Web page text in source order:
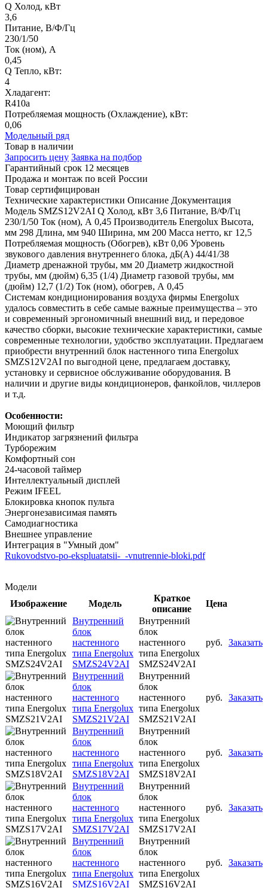
Q Холод, кВт
3,6
Питание, В/Ф/Гц
230/1/50
Ток (ном), А
0,45
Q Тепло, кВт:
4
Хладагент:
R410a
Потребляемая мощность (Охлаждение), кВт:
0,06
Модельный ряд
Товар в наличии
Запросить цену Заявка на подбор
Гарантийный срок 12 месяцев
Продажа и монтаж по всей России
Товар сертифицирован
Технические характеристики Описание Документация
Модель SMZS12V2AI Q Холод, кВт 3,6 Питание, В/Ф/Гц
230/1/50 Ток (ном), А 0,45 Производитель Energolux Высота,
мм 298 Длина, мм 940 Ширина, мм 200 Масса нетто, кг 12,5
Потребляемая мощность (Обогрев), кВт 0,06 Уровень
звукового давления внутреннего блока, дБ(А) 44/41/38
Диаметр дренажной трубы, мм 20 Диаметр жидкостной
трубы, мм (дюйм) 6,35 (1/4) Диаметр газовой трубы, мм
(дюйм) 12,7 (1/2) Ток (ном), обогрев, А 0,45
Системам кондиционирования воздуха фирмы Energolux
удалось совместить в себе самые важные преимущества – это
и современный эргономичный внешний вид, и передовое
качество сборки, высокие технические характеристики, самые
современные технологии, удобство эксплуатации. Предлагаем
приобрести внутренний блок настенного типа Energolux
SMZS12V2AI по выгодной цене, предлагаем доставку,
установку и сервисное обслуживание оборудования. В
наличии и другие виды кондиционеров, фанкойлов, чиллеров
и т.д.
Особенности:
Моющий фильтр
Индикатор загрязнений фильтра
Турборежим
Комфортный сон
24-часовой таймер
Интеллектуальный дисплей
Режим IFEEL
Блокировка кнопок пульта
Энергонезависимая память
Самодиагностика
Внешнее управление
Интеграция в "Умный дом"
Rukovodstvo-po-ekspluatatsii-_-vnutrennie-bloki.pdf
Модели
Изображение
Модель
Краткое
описание
Цена
Внутренний
блок
настенного
типа Energolux
SMZS24V2AI
Внутренний
блок
настенного
типа Energolux
SMZS24V2AI
руб. Заказать
Внутренний
блок
настенного
типа Energolux
SMZS21V2AI
Внутренний
блок
настенного
типа Energolux
SMZS21V2AI
руб. Заказать
Внутренний
блок
настенного
типа Energolux
SMZS18V2AI
Внутренний
блок
настенного
типа Energolux
SMZS18V2AI
руб. Заказать
Внутренний
блок
настенного
типа Energolux
SMZS17V2AI
Внутренний
блок
настенного
типа Energolux
SMZS17V2AI
руб. Заказать
Внутренний
блок
настенного
типа Energolux
SMZS16V2AI
Внутренний
блок
настенного
типа Energolux
SMZS16V2AI
руб. Заказать